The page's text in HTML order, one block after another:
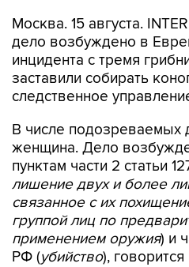
Москва. 15 августа.
дело возбуждено в
инцидента с тремя
заставили собирать
следственное
В числе подозреваемых
женщина. Дело
пунктам части 2 статьи
лишение двух и более
связанное с их
группой лиц по
применением оружия) и
РФ (убийство),